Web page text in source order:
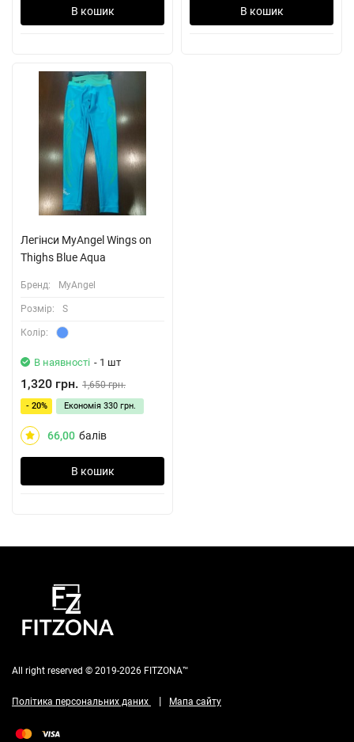
В кошик В кошик
Легінси MyAngel Wings on
Thighs Blue Aqua
Бренд: MyAngel
Розмiр: S
Колiр:
В наявності - 1 шт
1,320 грн. 1,650 грн.
- 20% Економія 330 грн.
66,00 балів
В кошик
All right reserved © 2019-2026 FITZONA™
Політика персональних даних | Мапа сайту